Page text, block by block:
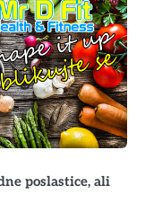
poslastice, ali